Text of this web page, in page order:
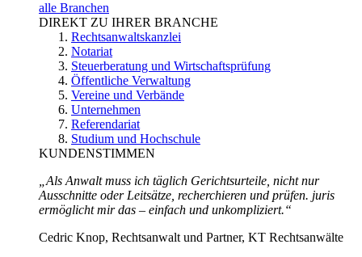
alle Branchen
DIREKT ZU IHRER BRANCHE
Rechtsanwaltskanzlei
Notariat
Steuerberatung und Wirtschaftsprüfung
Öffentliche Verwaltung
Vereine und Verbände
Unternehmen
Referendariat
Studium und Hochschule
KUNDENSTIMMEN
„Als Anwalt muss ich täglich Gerichtsurteile, nicht nur
Ausschnitte oder Leitsätze, recherchieren und prüfen. juris
ermöglicht mir das – einfach und unkompliziert.“
Cedric Knop, Rechtsanwalt und Partner, KT Rechtsanwälte